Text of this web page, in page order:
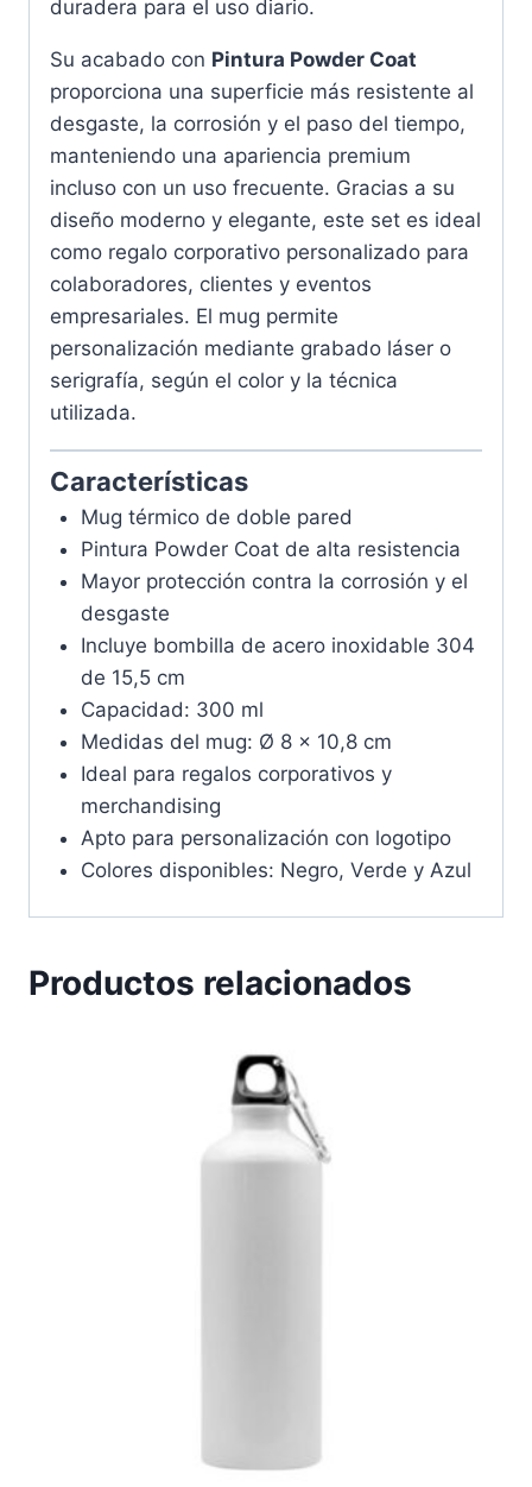
duradera para el uso diario.
Su acabado con Pintura Powder Coat
proporciona una superficie más resistente al
desgaste, la corrosión y el paso del tiempo,
manteniendo una apariencia premium
incluso con un uso frecuente. Gracias a su
diseño moderno y elegante, este set es ideal
como regalo corporativo personalizado para
colaboradores, clientes y eventos
empresariales. El mug permite
personalización mediante grabado láser o
serigrafía, según el color y la técnica
utilizada.
Características
Mug térmico de doble pared
Pintura Powder Coat de alta resistencia
Mayor protección contra la corrosión y el
desgaste
Incluye bombilla de acero inoxidable 304
de 15,5 cm
Capacidad: 300 ml
Medidas del mug: Ø 8 × 10,8 cm
Ideal para regalos corporativos y
merchandising
Apto para personalización con logotipo
Colores disponibles: Negro, Verde y Azul
Productos relacionados